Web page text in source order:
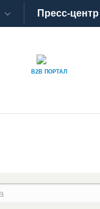
Пресс-центр
B2B ПОРТАЛ